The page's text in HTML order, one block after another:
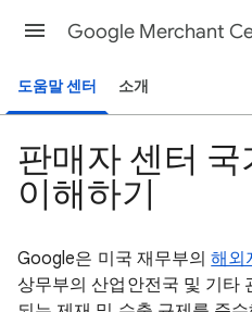
도움말 센터 소개
판매자 센터
이해하기
Google은 미국 재무부의해외
상무부의 산업안전국 및 기타